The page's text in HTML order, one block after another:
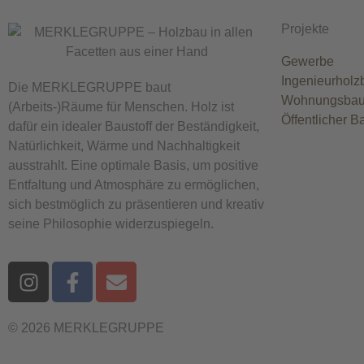
Die MERKLEGRUPPE baut
(Arbeits-)Räume für Menschen. Holz ist
dafür ein idealer Baustoff der Beständigkeit,
Natürlichkeit, Wärme und Nachhaltigkeit
ausstrahlt. Eine optimale Basis, um positive
Entfaltung und Atmosphäre zu ermöglichen,
sich bestmöglich zu präsentieren und kreativ
seine Philosophie widerzuspiegeln.
Projekte
Gewerbe
Wohnungsbau
Öffentlicher
© 2026 MERKLEGRUPPE